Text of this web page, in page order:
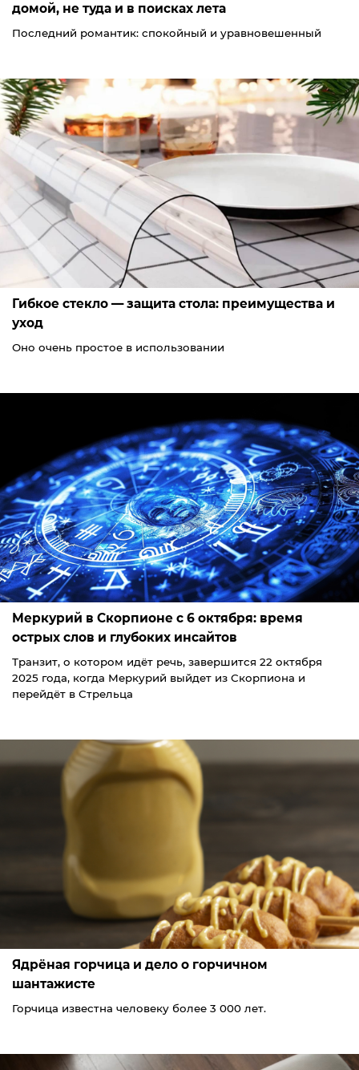
домой, не туда и в поисках лета
Последний романтик: спокойный и уравновешенный
Гибкое стекло — защита стола: преимущества и
уход
Оно очень простое в использовании
Меркурий в Скорпионе с 6 октября: время
острых слов и глубоких инсайтов
Транзит, о котором идёт речь, завершится 22 октября
2025 года, когда Меркурий выйдет из Скорпиона и
перейдёт в Стрельца
Ядрёная горчица и дело о горчичном
шантажисте
Горчица известна человеку более 3 000 лет.